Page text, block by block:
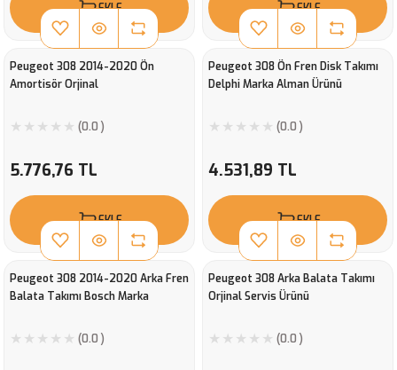
EKLE EKLE
Peugeot 308 2014-2020 Ön
Amortisör Orjinal
(0.0 )
5.776,76 TL
EKLE
Peugeot 308 Ön Fren Disk Takımı
Delphi Marka Alman Ürünü
(0.0 )
4.531,89 TL
EKLE
Peugeot 308 2014-2020 Arka Fren
Balata Takımı Bosch Marka
(0.0 )
Peugeot 308 Arka Balata Takımı
Orjinal Servis Ürünü
(0.0 )